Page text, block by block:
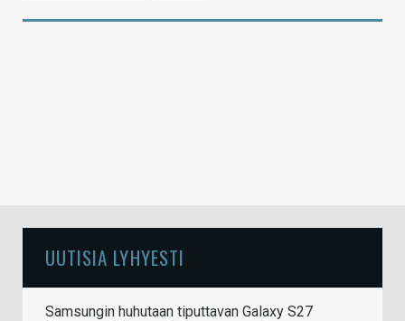
UUTISIA LYHYESTI
Samsungin huhutaan tiputtavan Galaxy S27